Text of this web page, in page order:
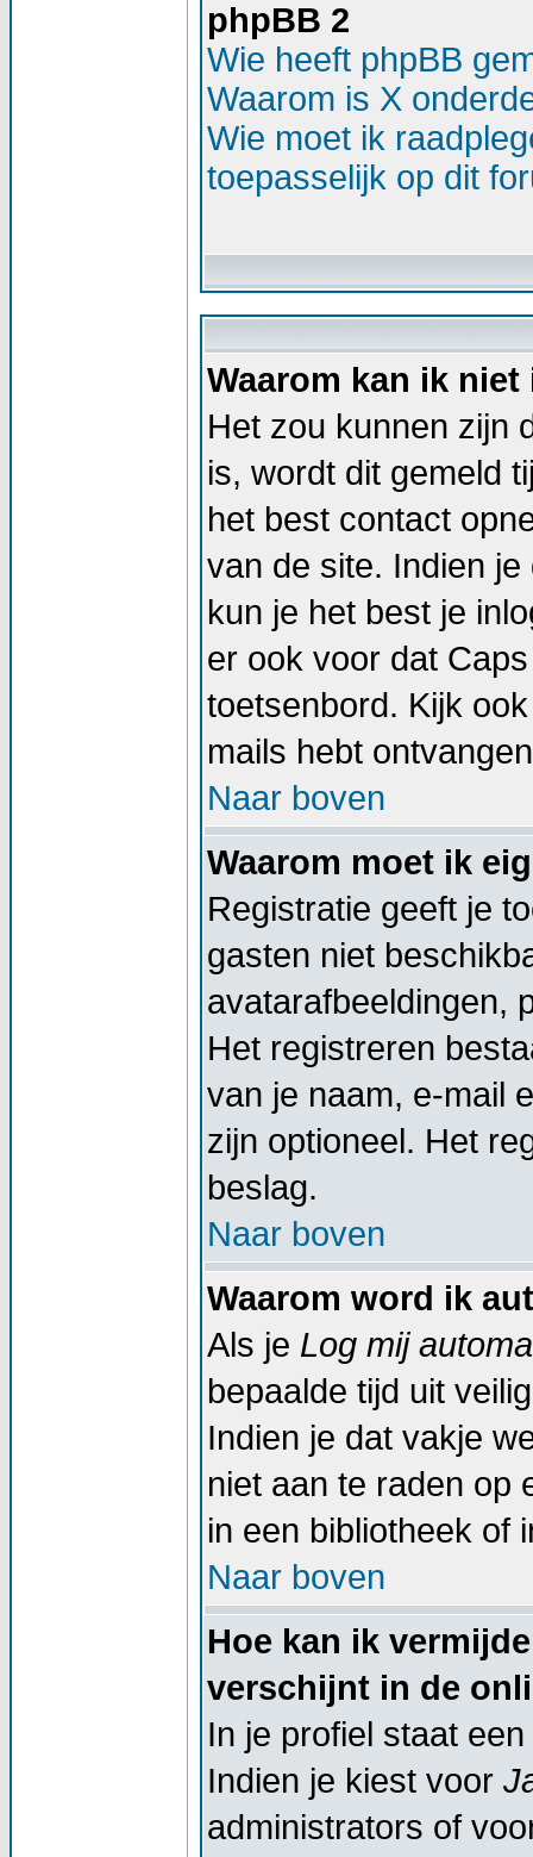
phpBB 2
Wie heeft phpBB
Waarom is X
Wie moet ik
toepasselijk op dit
Waarom kan ik
Het zou kunnen zijn
is, wordt dit gemeld
het best contact
van de site. Indien
kun je het best je
er ook voor dat
toetsenbord. Kijk
mails hebt
Naar boven
Waarom moet ik
Registratie geeft je
gasten niet
avatarafbeeldingen,
Het registreren
van je naam, e-mail
zijn optioneel. Het
beslag.
Naar boven
Waarom word ik
Als je Log mij
bepaalde tijd uit
Indien je dat vakje
niet aan te raden op
in een bibliotheek of
Naar boven
Hoe kan ik
verschijnt in de
In je profiel staat
Indien je kiest voor
administrators of